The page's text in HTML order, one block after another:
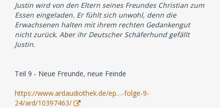
Justin wird von den Eltern seines Freundes Christian zum
Essen eingeladen. Er fühlt sich unwohl, denn die
Erwachsenen halten mit ihrem rechten Gedankengut
nicht zurück. Aber ihr Deutscher Schäferhund gefällt
Justin.
Teil 9 - Neue Freunde, neue Feinde
https://www.ardaudiothek.de/ep…-folge-9-
24/ard/10397463/